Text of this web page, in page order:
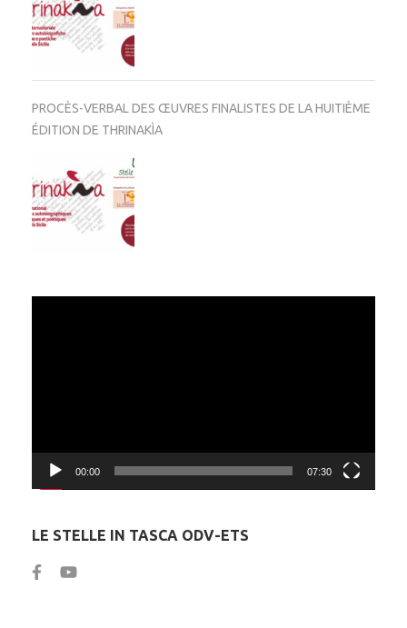
PROCÈS-VERBAL DES ŒUVRES FINALISTES DE LA HUITIÈME
ÉDITION DE THRINAKÌA
00:00 07:30
LE STELLE IN TASCA ODV-ETS